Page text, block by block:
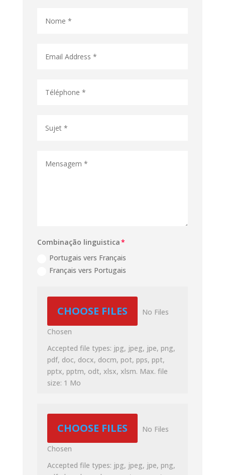
Combinação linguistica
Portugais vers Français
Français vers Portugais
CHOOSE FILES No Files
Chosen
Accepted file types: jpg, jpeg, jpe, png,
pdf, doc, docx, docm, pot, pps, ppt,
pptx, pptm, odt, xlsx, xlsm. Max. file
size: 1 Mo
CHOOSE FILES No Files
Chosen
Accepted file types: jpg, jpeg, jpe, png,